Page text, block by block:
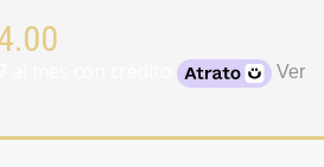
al mes con crédito
Ver